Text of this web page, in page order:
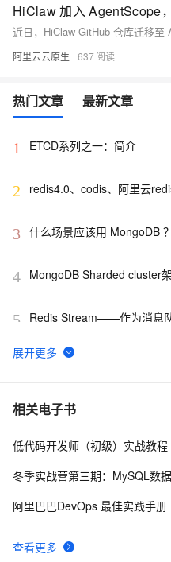
阿里云云原生 637
热门文章 最新文章
1 ETCD系列之一：简介
2
redis4.0、codis、阿里云
3 什么场景应该用 MongoDB ？
4 MongoDB Sharded cluster
5 Redis Stream——作为消息
6 MongoDB 生态 - 可视化管理
7 DRDS 数据恢复重磅发布，
8 PostgreSQL upsert功能
相关电子书
查看更多
低代码开发师（初级）实战教程
冬季实战营第三期：MySQL数
阿里巴巴DevOps 最佳实践手册